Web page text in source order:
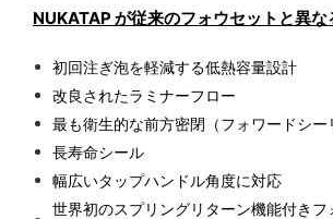
NUKATAP が従来のフォウセットと異な
初回注ぎ泡を軽減する低熱容量設計
改良されたラミナーフロー
最も衛生的な前方密閉（フォワードシー
長寿命シール
幅広いタップハンドル角度に対応
世界初のスプリングリターン機能付きフ